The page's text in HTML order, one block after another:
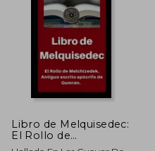
dcto.
Libro de Melquisedec:
El Rollo de
Melchizedek. Antiguo